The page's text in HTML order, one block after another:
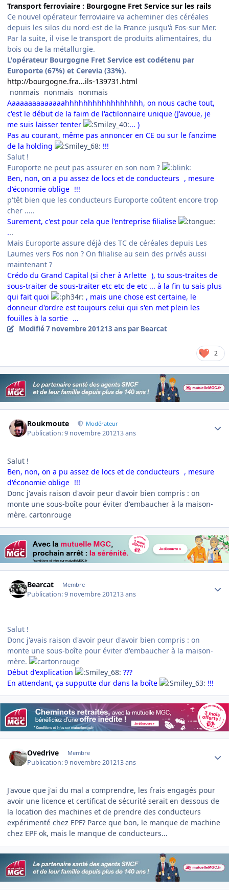
Transport ferroviaire : Bourgogne Fret Service sur les rails
Ce nouvel opérateur ferroviaire va acheminer des céréales
depuis les silos du nord-est de la France jusqu'à Fos-sur Mer.
Par la suite, il vise le transport de produits alimentaires, du
bois ou de la métallurgie.
L'opérateur Bourgogne Fret Service est codétenu par
Europorte (67%) et Cerevia (33%).
http://bourgogne.fra...ils-139731.html
nonmais nonmais nonmais
Aaaaaaaaaaaaaahhhhhhhhhhhhhhhhh, on nous cache tout,
c'est le début de la faim de l'actilonnaire unique (J'avoue, je
me suis laisser tenter
... )
Pas au courant, même pas annoncer en CE ou sur le fanzime
de la holding
!!!
Salut !
Europorte ne peut pas assurer en son nom ?
Ben, non, on a pu assez de locs et de conducteurs , mesure
d'économie oblige !!!
p'têt bien que les conducteurs Europorte coûtent encore trop
cher .....
Surement, c'est pour cela que l'entreprise filialise
...
Mais Europorte assure déjà des TC de céréales depuis Les
Laumes vers Fos non ? On filialise au sein des privés aussi
maintenant ?
Crédo du Grand Capital (si cher à Arlette ), tu sous-traites de
sous-traiter de sous-traiter etc etc de etc ... à la fin tu sais plus
qui fait quoi
, mais une chose est certaine, le
donneur d'ordre est toujours celui qui s'en met plein les
fouilles à la sortie ...
Modifié7 novembre 201213 ans par Bearcat
2
Roukmoute Modérateur
Publication:9 novembre 201213 ans
Salut !
Ben, non, on a pu assez de locs et de conducteurs , mesure
d'économie oblige !!!
Donc j'avais raison d'avoir peur d'avoir bien compris : on
monte une sous-boîte pour éviter d'embaucher à la maison-
mère. cartonrouge
Bearcat Membre
Publication:9 novembre 201213 ans
Salut !
Donc j'avais raison d'avoir peur d'avoir bien compris : on
monte une sous-boîte pour éviter d'embaucher à la maison-
mère.
Début d'explication
???
En attendant, ça supputte dur dans la boîte
!!!
Ovedrive Membre
Publication:9 novembre 201213 ans
J'avoue que j'ai du mal a comprendre, les frais engagés pour
avoir une licence et certificat de sécurité serait en dessous de
la location des machines et de prendre des conducteurs
expérimenté chez EPF? Parce que bon, le manque de machine
chez EPF ok, mais le manque de conducteurs...